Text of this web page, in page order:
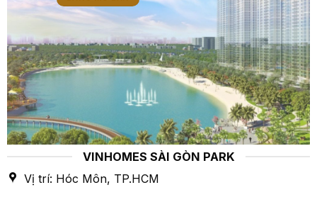
VINHOMES SÀI GÒN PARK
Vị trí: Hóc Môn, TP.HCM